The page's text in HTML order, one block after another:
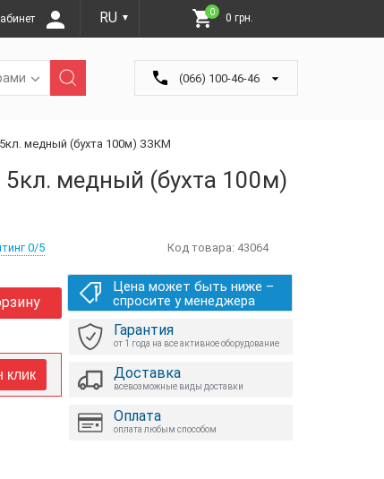
RU ▼
0 0 грн.
(066) 100-46-46
медный (бухта 100м) ЗЗКМ
медный (бухта 100м)
Код товара: 43064
0/5
клик
Цена может быть ниже –
спросите у менеджера
Гарантия
от 1 года на все активное оборудование
Доставка
всевозможные виды доставки
Оплата
оплата любым способом